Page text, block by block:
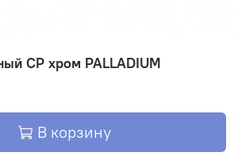
СР хром PALLADIUM
В корзину